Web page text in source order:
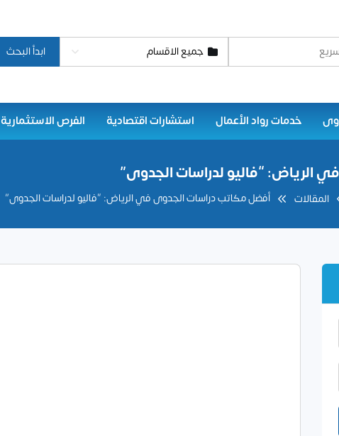
جميع الاقسام ابدأ البحث
خدمات رواد الأعمال استشارات اقتصادية الفرص الاستثمارية
الرياض: “فاليو لدراسات الجدوى”
المقالات أفضل مكاتب دراسات الجدوى في الرياض: “فاليو لدراسات الجدوى”